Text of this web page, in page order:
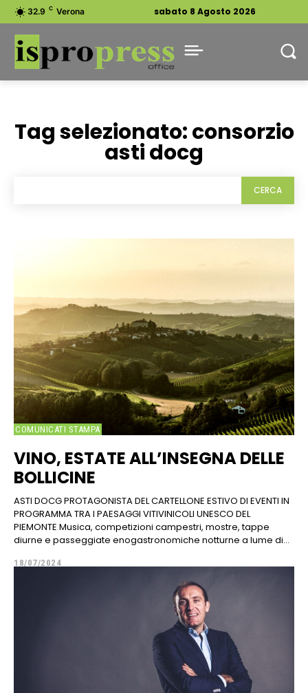
32.9 C Verona sabato 8 Agosto 2026
Tag selezionato:consorzio
asti docg
CERCA
COMUNICATI STAMPA
VINO, ESTATE ALL’INSEGNA DELLE
BOLLICINE
ASTI DOCG PROTAGONISTA DEL CARTELLONE ESTIVO DI EVENTI IN
PROGRAMMA TRA I PAESAGGI VITIVINICOLI UNESCO DEL
PIEMONTE Musica, competizioni campestri, mostre, tappe
diurne e passeggiate enogastronomiche notturne a lume di...
18/07/2024